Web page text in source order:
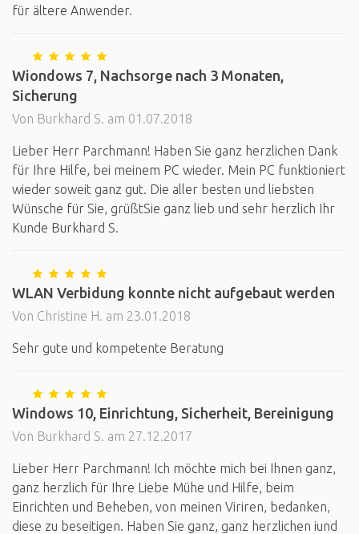
für ältere Anwender.
Wiondows 7, Nachsorge nach 3 Monaten,
Sicherung
Von Burkhard S. am 01.07.2018
Lieber Herr Parchmann! Haben Sie ganz herzlichen Dank
für Ihre Hilfe, bei meinem PC wieder. Mein PC funktioniert
wieder soweit ganz gut. Die aller besten und liebsten
Wünsche für Sie, grüßtSie ganz lieb und sehr herzlich Ihr
Kunde Burkhard S.
WLAN Verbidung konnte nicht aufgebaut werden
Von Christine H. am 23.01.2018
Sehr gute und kompetente Beratung
Windows 10, Einrichtung, Sicherheit, Bereinigung
Von Burkhard S. am 27.12.2017
Lieber Herr Parchmann! Ich möchte mich bei Ihnen ganz,
ganz herzlich für Ihre Liebe Mühe und Hilfe, beim
Einrichten und Beheben, von meinen Viriren, bedanken,
diese zu beseitigen. Haben Sie ganz, ganz herzlichen iund